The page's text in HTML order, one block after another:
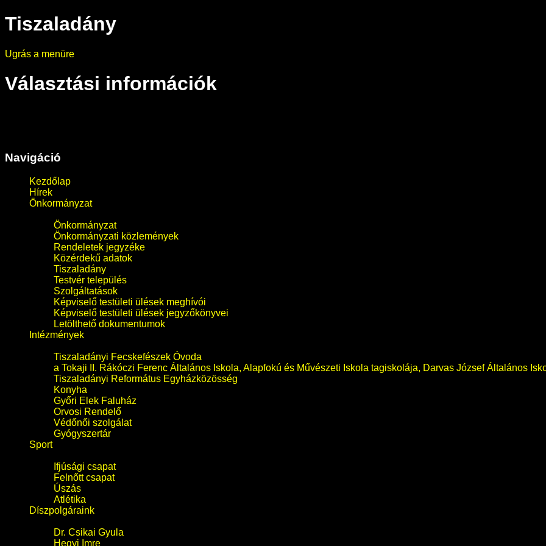
Tiszaladány
Ugrás a menüre
Választási információk
Navigáció
Kezdőlap
Hírek
Önkormányzat
Önkormányzat
Önkormányzati közlemények
Rendeletek jegyzéke
Közérdekű adatok
Tiszaladány
Testvér település
Szolgáltatások
Képviselő testületi ülések meghívói
Képviselő testületi ülések jegyzőkönyvei
Letölthető dokumentumok
Intézmények
Tiszaladányi Fecskefészek Óvoda
a Tokaji II. Rákóczi Ferenc Általános Iskola, Alapfokú és Művészeti Iskola tagiskolája, Darvas József Általános
Tiszaladányi Református Egyházközösség
Konyha
Győri Elek Faluház
Orvosi Rendelő
Védőnői szolgálat
Gyógyszertár
Sport
Ifjúsági csapat
Felnőtt csapat
Úszás
Atlétika
Díszpolgáraink
Dr. Csikai Gyula
Hegyi Imre